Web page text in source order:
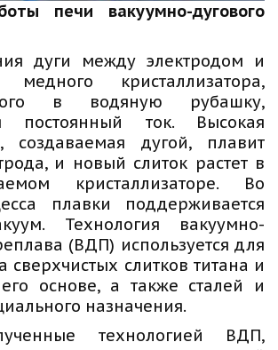
печи вакуумно-дугового
дуги между электродом и
медного кристаллизатора,
в водяную рубашку,
постоянный ток. Высокая
создаваемая дугой, плавит
и новый слиток растет в
кристаллизаторе. Во
плавки поддерживается
Технология вакуумно-
(ВДП) используется для
сверхчистых слитков титана и
основе, а также сталей и
назначения.
технологией ВДП,